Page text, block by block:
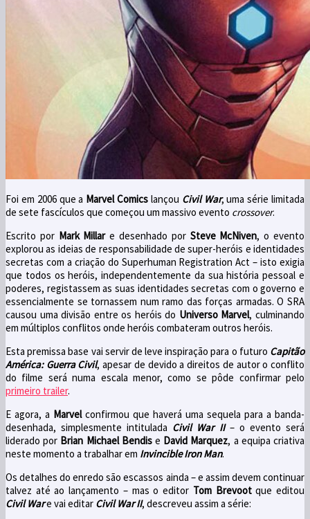
Foi em 2006 que a Marvel Comics lançou Civil War, uma série limitada
de sete fascículos que começou um massivo evento crossover.
Escrito por Mark Millare desenhado por Steve McNiven, o evento
explorou as ideias de responsabilidade de super-heróis e identidades
secretas com a criação do Superhuman Registration Act – isto exigia
que todos os heróis, independentemente da sua história pessoal e
poderes, registassem as suas identidades secretas com o governo e
essencialmente se tornassem num ramo das forças armadas. O SRA
causou uma divisão entre os heróis do Universo Marvel, culminando
em múltiplos conflitos onde heróis combateram outros heróis.
Esta premissa base vai servir de leve inspiração para o futuro Capitão
América: Guerra Civil, apesar de devido a direitos de autor o conflito
do filme será numa escala menor, como se pôde confirmar pelo
primeiro trailer.
E agora, a Marvelconfirmou que haverá uma sequela para a banda-
desenhada, simplesmente intitulada Civil War II– o evento será
liderado por Brian Michael Bendise David Marquez, a equipa criativa
neste momento a trabalhar em Invincible Iron Man.
Os detalhes do enredo são escassos ainda – e assim devem continuar
talvez até ao lançamento – mas o editor Tom Brevootque editou
Civil Ware vai editar Civil War II, descreveu assim a série: